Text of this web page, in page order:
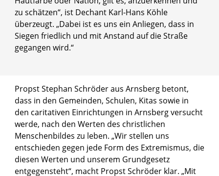
Dechant Karl-Hans Köhle
zu schätzen“, ist Dechant Karl-Hans Köhle
überzeugt. „Dabei ist es uns ein Anliegen, dass in
Siegen friedlich und mit Anstand auf die Straße
gegangen wird.“
Propst Stephan Schröder aus Arnsberg betont,
dass in den Gemeinden, Schulen, Kitas sowie in
den caritativen Einrichtungen in Arnsberg versucht
werde, nach den Werten des christlichen
Menschenbildes zu leben. „Wir stellen uns
entschieden gegen jede Form des Extremismus, die
diesen Werten und unserem Grundgesetz
entgegensteht“, macht Propst Schröder klar. „Mit